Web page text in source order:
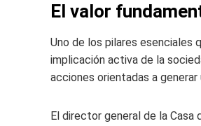
El valor
Uno de los pilares esenciales
implicación activa de la
acciones orientadas a
El director general de la Casa